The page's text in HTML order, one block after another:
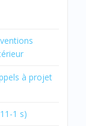
à projet
1 s)